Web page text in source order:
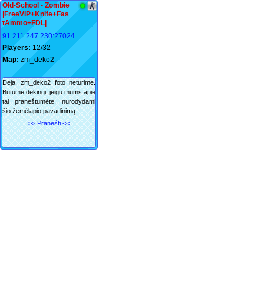
Old-School - Zombie
|FreeVIP+Knife+Fas
tAmmo+FDL|
91.211.247.230:27024
Players: 12/32
Map: zm_deko2
Deja, zm_deko2 foto neturime.
Būtume dėkingi, jeigu mums apie
tai praneštumėte, nurodydami
šio žemėlapio pavadinimą.
>> Pranešti <<